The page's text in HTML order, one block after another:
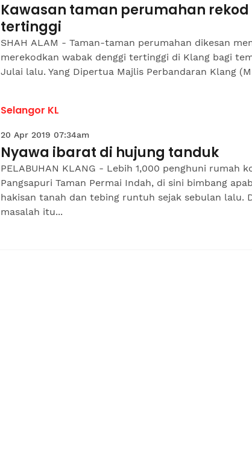
Kawasan taman perumahan rekod
tertinggi
SHAH ALAM - Taman-taman perumahan dikesan
merekodkan wabak denggi tertinggi di Klang bagi
Julai lalu. Yang Dipertua Majlis Perbandaran Klang
Selangor KL
20 Apr 2019 07:34am
Nyawa ibarat di hujung tanduk
PELABUHAN KLANG - Lebih 1,000 penghuni rumah
Pangsapuri Taman Permai Indah, di sini bimbang
hakisan tanah dan tebing runtuh sejak sebulan lalu.
masalah itu...